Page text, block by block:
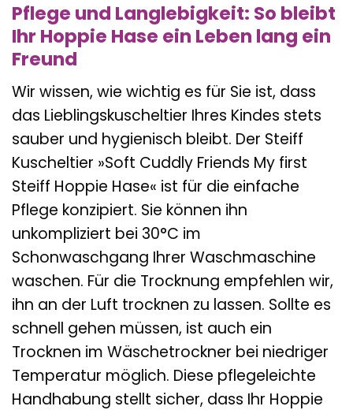
Pflege und Langlebigkeit: So bleibt
Ihr Hoppie Hase ein Leben lang ein
Freund
Wir wissen, wie wichtig es für Sie ist, dass
das Lieblingskuscheltier Ihres Kindes stets
sauber und hygienisch bleibt. Der Steiff
Kuscheltier »Soft Cuddly Friends My first
Steiff Hoppie Hase« ist für die einfache
Pflege konzipiert. Sie können ihn
unkompliziert bei 30°C im
Schonwaschgang Ihrer Waschmaschine
waschen. Für die Trocknung empfehlen wir,
ihn an der Luft trocknen zu lassen. Sollte es
schnell gehen müssen, ist auch ein
Trocknen im Wäschetrockner bei niedriger
Temperatur möglich. Diese pflegeleichte
Handhabung stellt sicher, dass Ihr Hoppie